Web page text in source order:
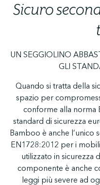
Sicuro
UN SEGGIOLINO
GLI
Quando si tratta della
spazio per
conforme alla norma
standard di sicurezza
Bamboo è anche l’unico
EN1728:2012 per i
utilizzato in sicurezza
componente è anche
leggi più severe ad